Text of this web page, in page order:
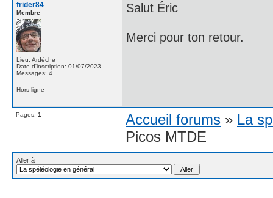
frider84
Membre
Lieu: Ardèche
Date d'inscription: 01/07/2023
Messages: 4
Salut Éric
Merci pour ton retour.
Hors ligne
Pages: 1 Accueil forums » La
Picos MTDE
Aller à